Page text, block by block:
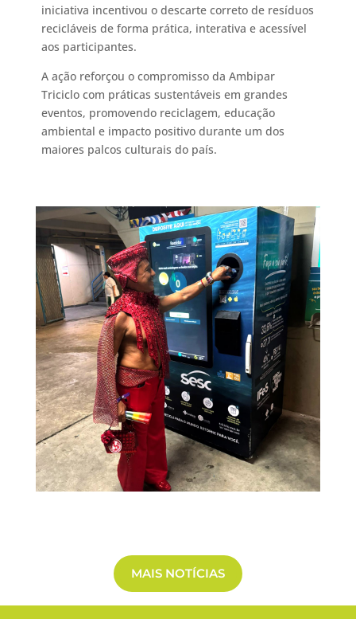
iniciativa incentivou o descarte correto de resíduos
recicláveis de forma prática, interativa e acessível
aos participantes.
A ação reforçou o compromisso da Ambipar
Triciclo com práticas sustentáveis em grandes
eventos, promovendo reciclagem, educação
ambiental e impacto positivo durante um dos
maiores palcos culturais do país.
MAIS NOTÍCIAS